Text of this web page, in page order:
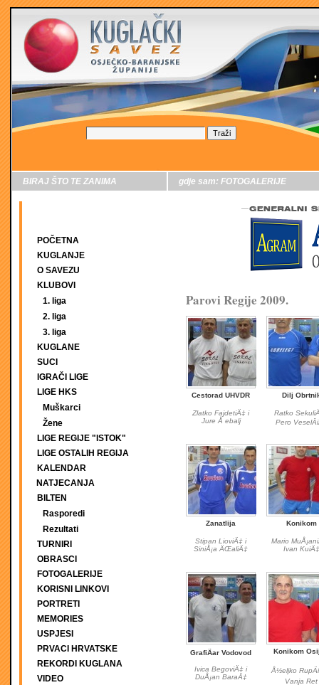
BIRAJ ŠTO TE ZANIMA
POČETNA
KUGLANJE
O SAVEZU
KLUBOVI
1. liga
2. liga
3. liga
KUGLANE
SUCI
IGRAČI LIGE
LIGE HKS
Muškarci
Žene
LIGE REGIJE "ISTOK"
LIGE OSTALIH REGIJA
KALENDAR
NATJECANJA
BILTEN
Rasporedi
Rezultati
TURNIRI
OBRASCI
FOTOGALERIJE
KORISNI LINKOVI
PORTRETI
MEMORIES
USPJESI
PRVACI HRVATSKE
REKORDI KUGLANA
VIDEO
gdje sam: FOTOGALERIJE
Parovi Regije 2009.
Cestorad UHVDR
Zlatko FajdetiÄ‡ i
Jure Å ebalj
Dilj
Ratko
Pero
Zanatlija
Stipan LioviÄ‡ i
SiniÅ¡a ÄŒaliÄ‡
Konikom
Mario
Ivan KuiÄ‡
GrafiÄar Vodovod
Ivica BegoviÄ‡ i
DuÅ¡an BaraÄ‡
Konikom
Å½eljko
Vanja Ret